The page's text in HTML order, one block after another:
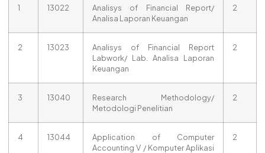
1 13022
Analisys of Financial Report/
Analisa Laporan Keuangan
2
2 13023
Analisys of Financial Report
Labwork/ Lab. Analisa Laporan
Keuangan
2
3 13040
Research Methodology/
Metodologi Penelitian
2
4 13044
Application of Computer
Accounting V / Komputer Aplikasi
2